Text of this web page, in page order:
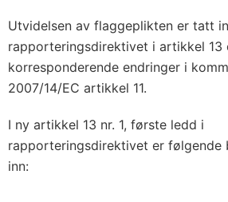
Utvidelsen av flaggeplikten er tatt
rapporteringsdirektivet i artikkel 13
korresponderende endringer i
2007/14/EC artikkel 11.
I ny artikkel 13 nr. 1, første ledd i
rapporteringsdirektivet er følgende
inn: